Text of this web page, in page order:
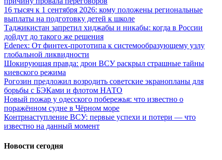
16 тысяч к 1 сентября 2026: кому положены региональные
выплаты на подготовку детей к школе
Таджикистан запретил хиджабы и никабы: когда в России
дойдут до такого же решения
Edenex: От финтех-прототипа к системообразующему узлу
глобальной ликвидности
Шокирующая правда: дрон ВСУ раскрыл страшные тайны
киевского режима
Рогозин предложил возродить советские экранопланы для
борьбы с БЭКами и флотом НАТО
Новый пожар у одесского побережья: что известно о
поражённом судне в Чёрном море
Контрнаступление ВСУ: первые успехи и потери — что
известно на данный момент
Новости сегодня